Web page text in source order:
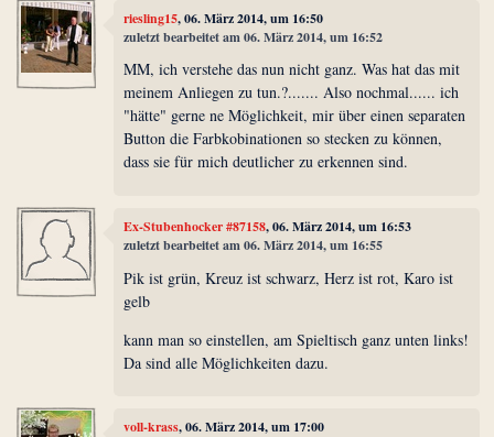
riesling15, 06. März 2014, um 16:50
zuletzt bearbeitet am 06. März 2014, um 16:52
MM, ich verstehe das nun nicht ganz. Was hat das mit
meinem Anliegen zu tun.?....... Also nochmal...... ich
"hätte" gerne ne Möglichkeit, mir über einen separaten
Button die Farbkobinationen so stecken zu können,
dass sie für mich deutlicher zu erkennen sind.
Ex-Stubenhocker #87158, 06. März 2014, um 16:53
zuletzt bearbeitet am 06. März 2014, um 16:55
Pik ist grün, Kreuz ist schwarz, Herz ist rot, Karo ist
gelb
kann man so einstellen, am Spieltisch ganz unten links!
Da sind alle Möglichkeiten dazu.
voll-krass, 06. März 2014, um 17:00